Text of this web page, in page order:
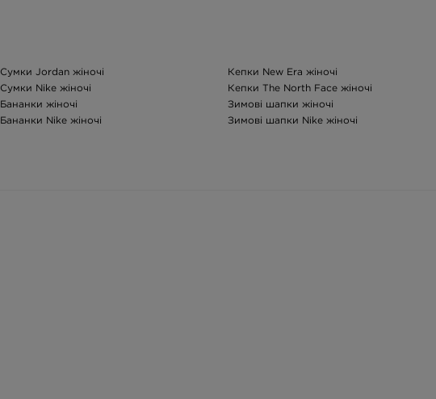
Сумки Jordan жіночі
Сумки Nike жіночі
Бананки жіночі
Бананки Nike жіночі
Кепки New Era жіночі
Кепки The North Face жіночі
Зимові шапки жіночі
Зимові шапки Nike жіночі